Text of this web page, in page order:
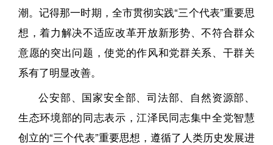
潮。记得那一时期，全市贯彻实践“三个代表”重要思
想，着力解决不适应改革开放新形势、不符合群众
意愿的突出问题，使党的作风和党群关系、干群关
系有了明显改善。
公安部、国家安全部、司法部、自然资源部、
生态环境部的同志表示，江泽民同志集中全党智慧
创立的“三个代表”重要思想，遵循了人类历史发展进